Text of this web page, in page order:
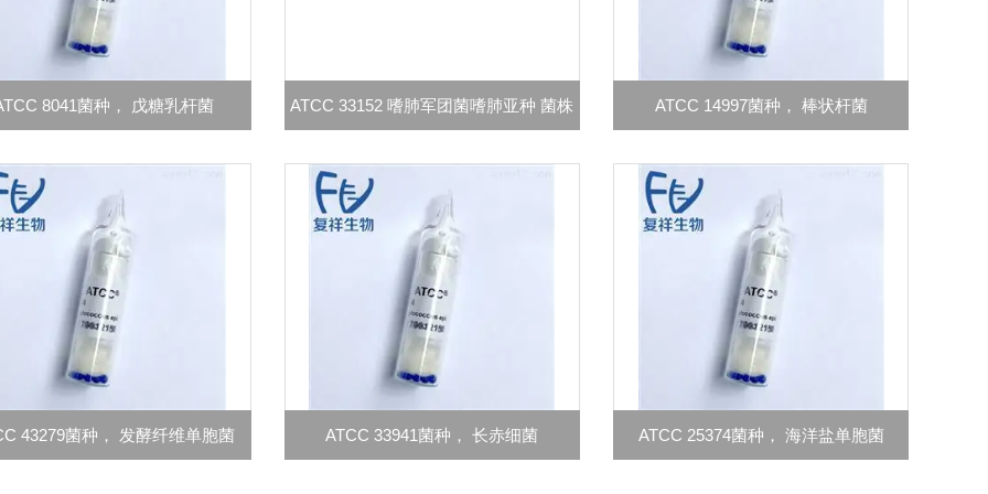
8041菌种， 戊糖乳杆菌 ATCC 33152 嗜肺军团菌嗜肺亚种 菌株 ATCC 14997菌种， 棒状杆菌
43279菌种， 发酵纤维单胞菌 ATCC 33941菌种， 长赤细菌 ATCC 25374菌种， 海洋盐单胞菌